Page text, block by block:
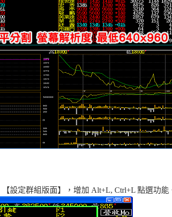
設定群組版面】，增加 Alt+L, Ctrl+L 點選功能